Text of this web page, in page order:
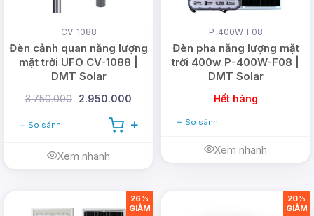
CV-1088
Đèn cảnh quan năng lượng
mặt trời UFO CV-1088 |
DMT Solar
3.750.000 2.950.000
So sánh
Xem nhanh
P-400W-F08
Đèn pha năng lượng mặt
trời 400w P-400W-F08 |
DMT Solar
Hết hàng
So sánh
Xem nhanh
26%
GIẢM
20%
GIẢM